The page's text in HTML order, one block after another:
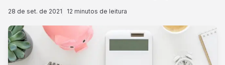
28 de set. de 2021 12 minutos de leitura